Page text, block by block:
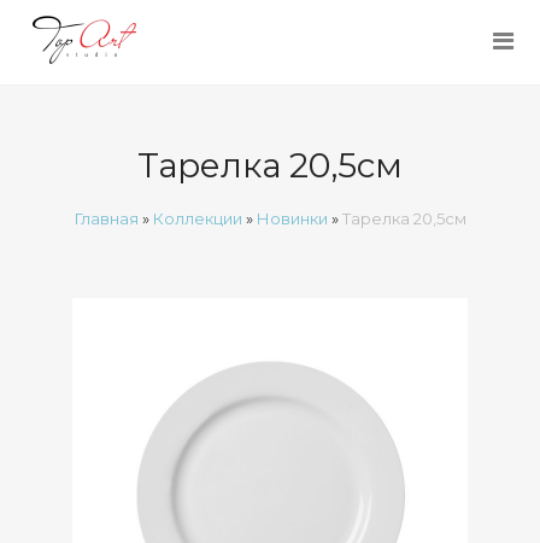
Тарелка 20,5см
Главная » Коллекции » Новинки »Тарелка 20,5см